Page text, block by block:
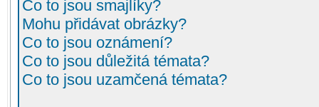
Co to jsou smajlíky?
Mohu přidávat obrázky?
Co to jsou oznámení?
Co to jsou důležitá témata?
Co to jsou uzamčená témata?